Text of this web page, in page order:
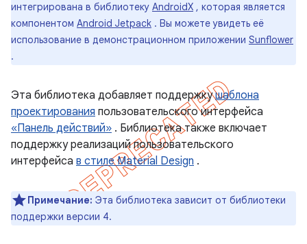
интегрирована в библиотеку AndroidX , которая является
компонентом Android Jetpack . Вы можете увидеть её
использование в демонстрационном приложении Sunflower
.
Эта библиотека добавляет поддержкушаблона
проектирования пользовательского интерфейса
«Панель действий» . Библиотека также включает
поддержку реализаций пользовательского
интерфейса в стиле Material Design .
Примечание: Эта библиотека зависит от библиотеки
поддержки версии 4.